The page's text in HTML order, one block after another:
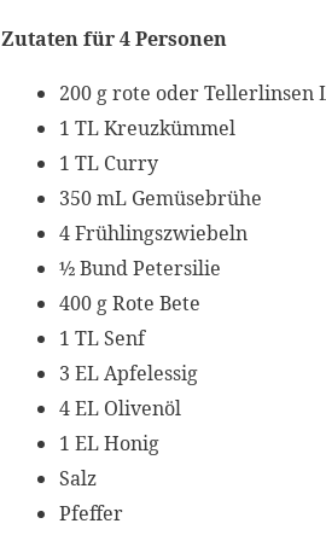
Zutaten für 4 Personen
200 g rote oder Tellerlinsen
1 TL Kreuzkümmel
1 TL Curry
350 mL Gemüsebrühe
4 Frühlingszwiebeln
½ Bund Petersilie
400 g Rote Bete
1 TL Senf
3 EL Apfelessig
4 EL Olivenöl
1 EL Honig
Salz
Pfeffer